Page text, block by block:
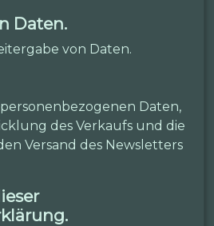
Daten.
von Daten.
Daten,
des Verkaufs und die
Versand des Newsletters